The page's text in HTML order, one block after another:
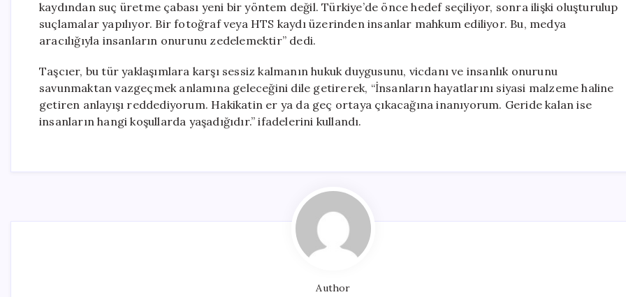
kaydından suç üretme çabası yeni bir yöntem değil. Türkiye’de önce hedef seçiliyor, sonra ilişki oluşturulup
suçlamalar yapılıyor. Bir fotoğraf veya HTS kaydı üzerinden insanlar mahkum ediliyor. Bu, medya
aracılığıyla insanların onurunu zedelemektir” dedi.
Taşcıer, bu tür yaklaşımlara karşı sessiz kalmanın hukuk duygusunu, vicdanı ve insanlık onurunu
savunmaktan vazgeçmek anlamına geleceğini dile getirerek, “İnsanların hayatlarını siyasi malzeme haline
getiren anlayışı reddediyorum. Hakikatin er ya da geç ortaya çıkacağına inanıyorum. Geride kalan ise
insanların hangi koşullarda yaşadığıdır.” ifadelerini kullandı.
Author